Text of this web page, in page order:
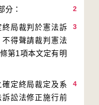
2
3
終局裁判於憲法訴
得聲請裁判憲法
第1項本文定有明
4
確定終局裁定及系
訟法修正施行前